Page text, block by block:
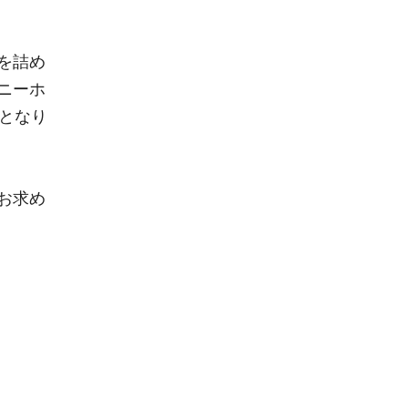
詰め
ーホ
なり
求め